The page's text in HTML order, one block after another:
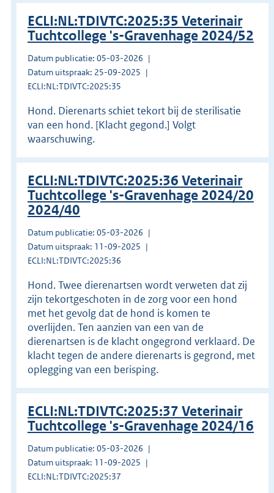
ECLI:NL:TDIVTC:2025:35 Veterinair
Tuchtcollege 's-Gravenhage 2024/52
Datum publicatie: 05-03-2026
Datum uitspraak: 25-09-2025
ECLI:NL:TDIVTC:2025:35
Hond. Dierenarts schiet tekort bij de sterilisatie
van een hond. [Klacht gegond.] Volgt
waarschuwing.
ECLI:NL:TDIVTC:2025:36 Veterinair
Tuchtcollege 's-Gravenhage 2024/20
2024/40
Datum publicatie: 05-03-2026
Datum uitspraak: 11-09-2025
ECLI:NL:TDIVTC:2025:36
Hond. Twee dierenartsen wordt verweten dat zij
zijn tekortgeschoten in de zorg voor een hond
met het gevolg dat de hond is komen te
overlijden. Ten aanzien van een van de
dierenartsen is de klacht ongegrond verklaard. De
klacht tegen de andere dierenarts is gegrond, met
oplegging van een berisping.
ECLI:NL:TDIVTC:2025:37 Veterinair
Tuchtcollege 's-Gravenhage 2024/16
Datum publicatie: 05-03-2026
Datum uitspraak: 11-09-2025
ECLI:NL:TDIVTC:2025:37